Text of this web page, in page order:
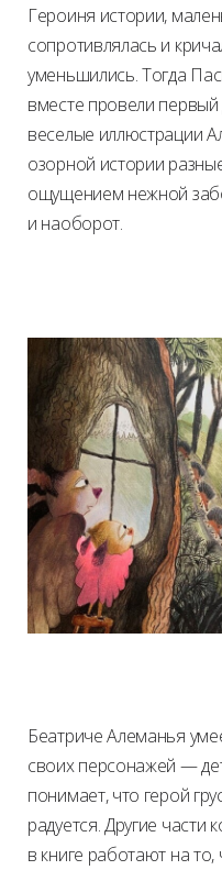
Героиня истории,
сопротивлялась и
уменьшились. Тогда
вместе провели первый
веселые иллюстрации
озорной истории
ощущением нежной
и наоборот.
Беатриче Алеманья
своих персонажей —
понимает, что герой
радуется. Другие части
в книге работают на то,